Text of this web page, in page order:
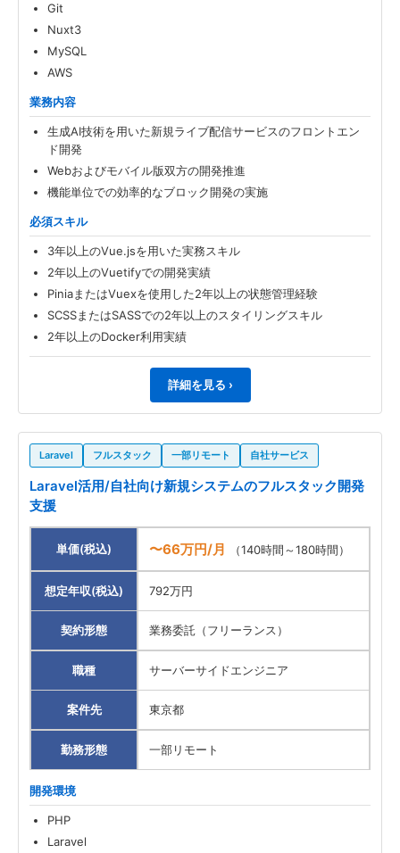
Git
Nuxt3
MySQL
AWS
業務内容
生成AI技術を用いた新規ライブ配信サービスのフロントエン
ド開発
Webおよびモバイル版双方の開発推進
機能単位での効率的なブロック開発の実施
必須スキル
3年以上のVue.jsを用いた実務スキル
2年以上のVuetifyでの開発実績
PiniaまたはVuexを使用した2年以上の状態管理経験
SCSSまたはSASSでの2年以上のスタイリングスキル
2年以上のDocker利用実績
詳細を見る ›
Laravel フルスタック 一部リモート 自社サービス
Laravel活用/自社向け新規システムのフルスタック開発
支援
単価(税込) 〜66万円/月 （140時間～180時間）
想定年収(税込) 792万円
契約形態 業務委託（フリーランス）
職種 サーバーサイドエンジニア
案件先 東京都
勤務形態 一部リモート
開発環境
PHP
Laravel